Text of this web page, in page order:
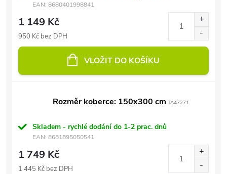
EAN: 8680401998841
1 149 Kč
950 Kč bez DPH
VLOŽIT DO KOŠÍKU
Rozměr koberce: 150x300 cm TA47271
Skladem - rychlé dodání do 1-2 prac. dnů
EAN: 8681895050541
1 749 Kč
1 445 Kč bez DPH